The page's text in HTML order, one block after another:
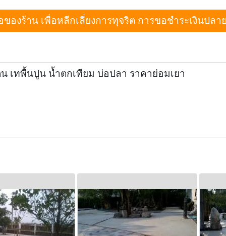
องร้าน เพื่อหลีกเลี่ยงการทุจริต การขอชำระเงินปล
เทพื้นปูน น้ำตกเทียม บ่อปลา ราคาย่อมเยา